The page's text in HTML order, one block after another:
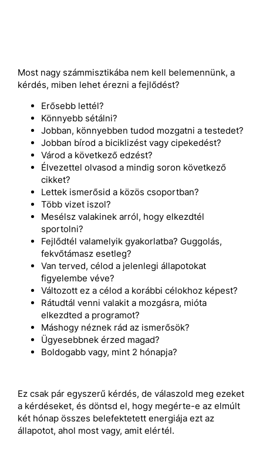
Most nagy számmisztikába nem kell belemennünk, a
kérdés, miben lehet érezni a fejlődést?
Erősebb lettél?
Könnyebb sétálni?
Jobban, könnyebben tudod mozgatni a testedet?
Jobban bírod a biciklizést vagy cipekedést?
Várod a következő edzést?
Élvezettel olvasod a mindig soron következő
cikket?
Lettek ismerősid a közös csoportban?
Több vizet iszol?
Mesélsz valakinek arról, hogy elkezdtél
sportolni?
Fejlődtél valamelyik gyakorlatba? Guggolás,
fekvőtámasz esetleg?
Van terved, célod a jelenlegi állapotokat
figyelembe véve?
Változott ez a célod a korábbi célokhoz képest?
Rátudtál venni valakit a mozgásra, mióta
elkezdted a programot?
Máshogy néznek rád az ismerősök?
Ügyesebbnek érzed magad?
Boldogabb vagy, mint 2 hónapja?
Ez csak pár egyszerű kérdés, de válaszold meg ezeket
a kérdéseket, és döntsd el, hogy megérte-e az elmúlt
két hónap összes belefektetett energiája ezt az
állapotot, ahol most vagy, amit elértél.